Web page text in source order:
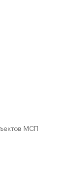
МСП